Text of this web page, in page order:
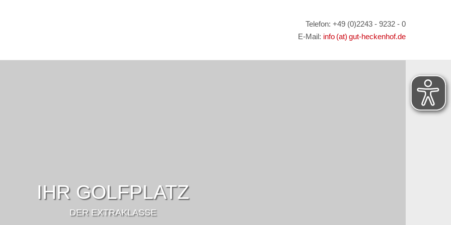
Telefon: +49 (0)2243 - 9232 - 0
E-Mail: info (at) gut-heckenhof.de
IHR GOLFPLATZ
DER EXTRAKLASSE